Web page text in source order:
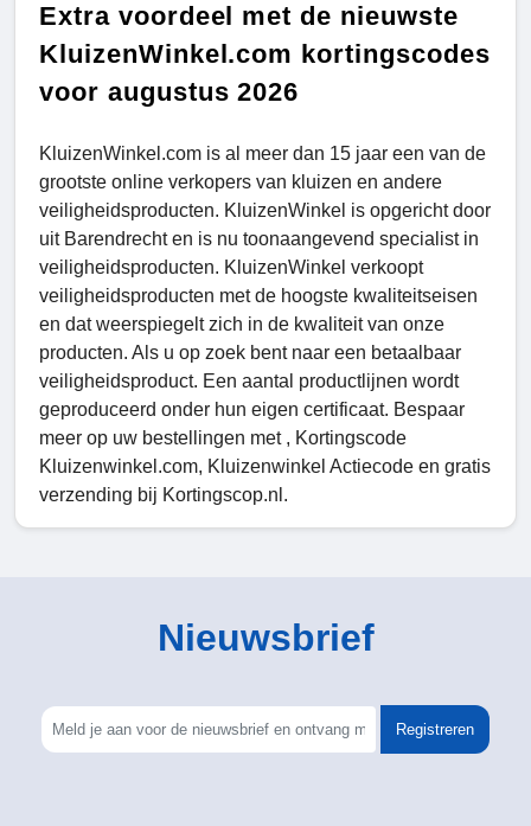
Extra voordeel met de nieuwste
KluizenWinkel.com kortingscodes
voor augustus 2026
KluizenWinkel.com is al meer dan 15 jaar een van de
grootste online verkopers van kluizen en andere
veiligheidsproducten. KluizenWinkel is opgericht door
uit Barendrecht en is nu toonaangevend specialist in
veiligheidsproducten. KluizenWinkel verkoopt
veiligheidsproducten met de hoogste kwaliteitseisen
en dat weerspiegelt zich in de kwaliteit van onze
producten. Als u op zoek bent naar een betaalbaar
veiligheidsproduct. Een aantal productlijnen wordt
geproduceerd onder hun eigen certificaat. Bespaar
meer op uw bestellingen met , Kortingscode
Kluizenwinkel.com, Kluizenwinkel Actiecode en gratis
verzending bij Kortingscop.nl.
Nieuwsbrief
Registreren